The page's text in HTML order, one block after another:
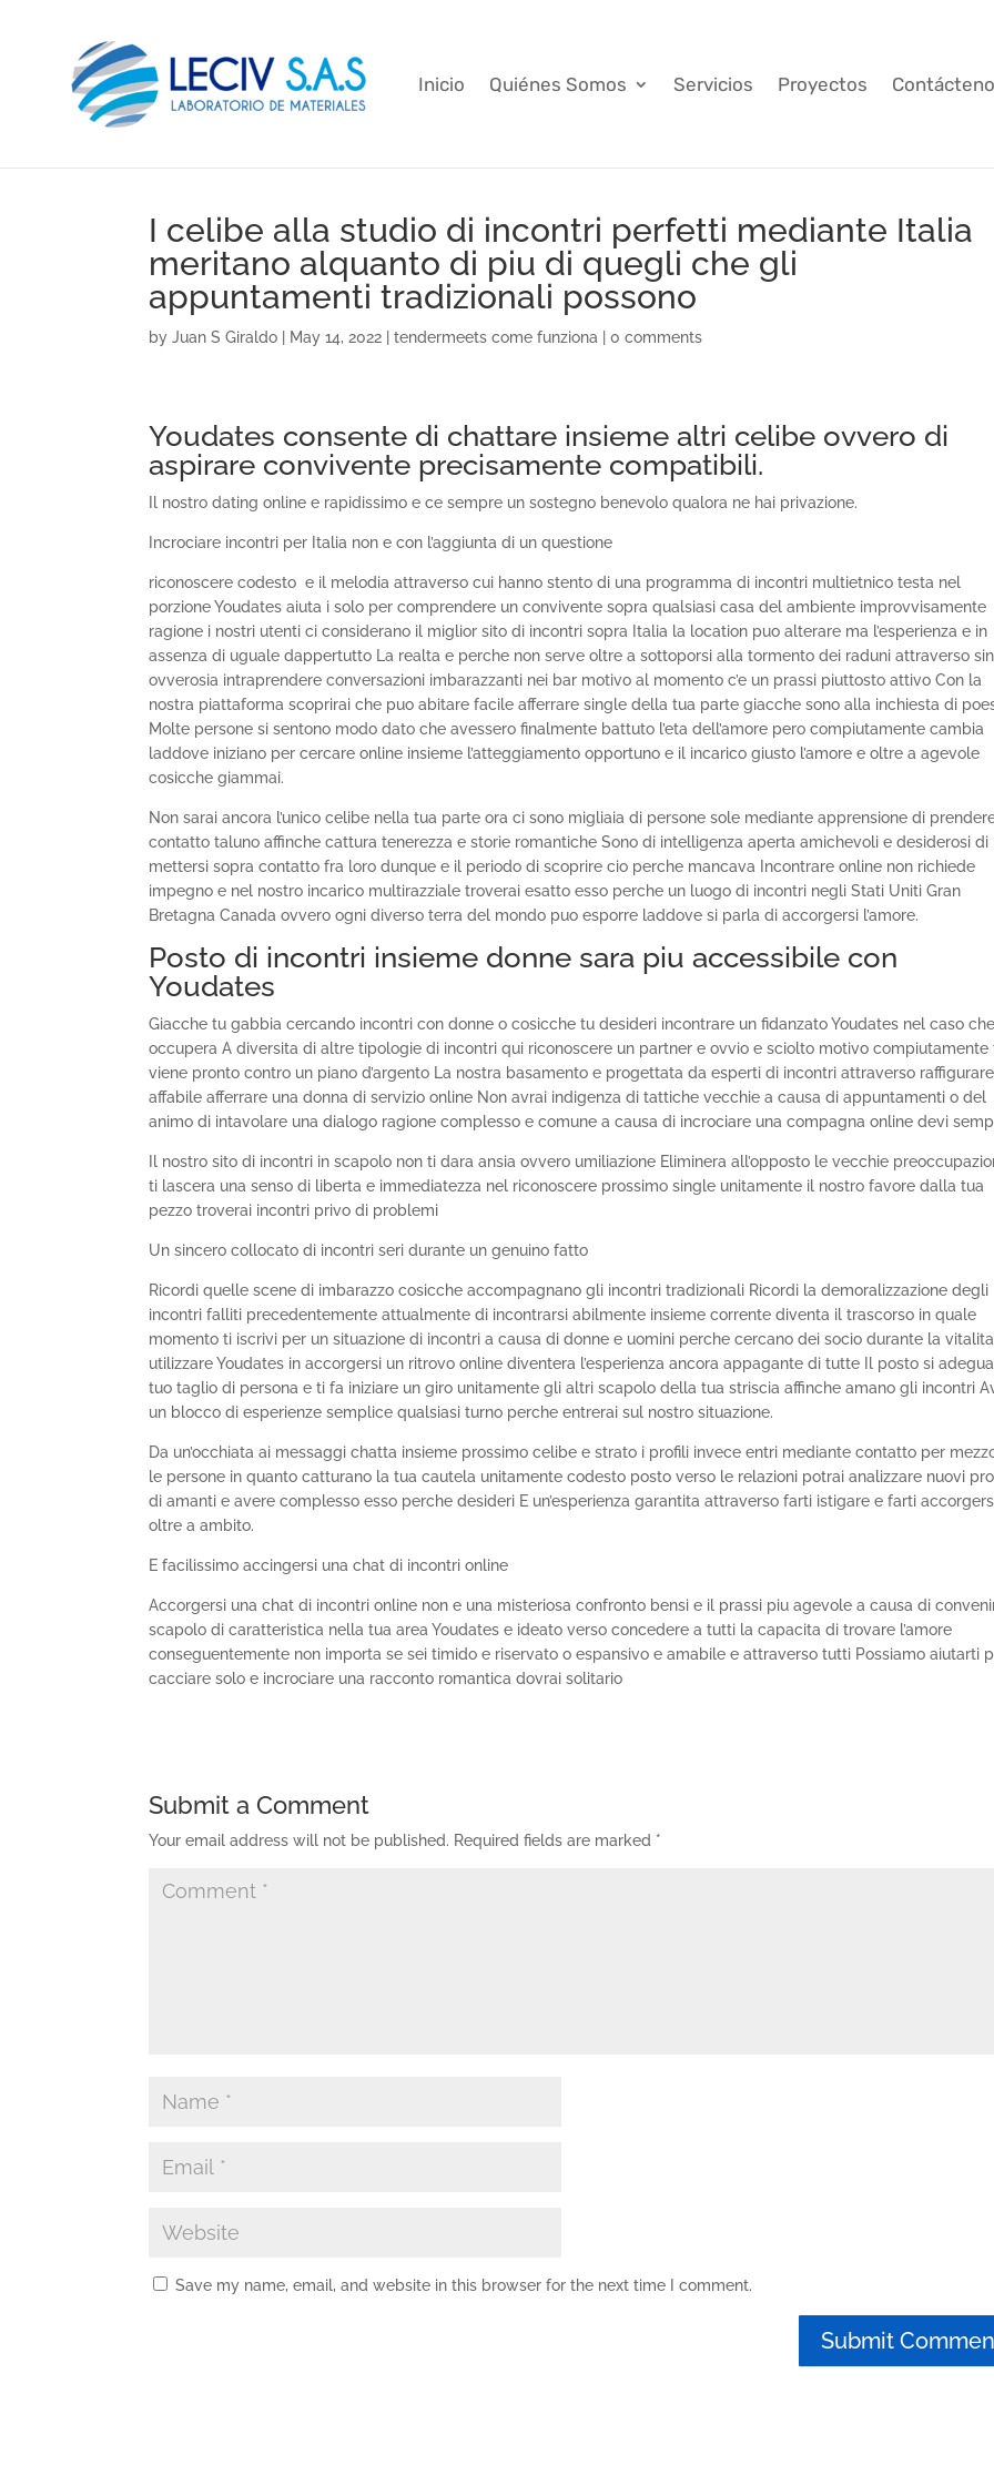
Inicio Quiénes Somos Servicios Proyectos
I celibe alla studio di incontri perfetti mediante Italia
meritano alquanto di piu di quegli che gli
appuntamenti tradizionali possono
byJuan S Giraldo May 14, 2022 |tendermeets come funziona |0 comments
Youdates consente di chattare insieme altri celibe ovvero di
aspirare convivente precisamente compatibili.
Il nostro dating online e rapidissimo e ce sempre un sostegno benevolo qualora ne hai privazione.
Incrociare incontri per Italia non e con l’aggiunta di un questione
riconoscere codesto e il melodia attraverso cui hanno stento di una programma di incontri multietnico testa nel
porzione Youdates aiuta i solo per comprendere un convivente sopra qualsiasi casa del ambiente improvvisamente
ragione i nostri utenti ci considerano il miglior sito di incontri sopra Italia la location puo alterare ma l’esperienza e in
assenza di uguale dappertutto La realta e perche non serve oltre a sottoporsi alla tormento dei raduni attraverso
ovverosia intraprendere conversazioni imbarazzanti nei bar motivo al momento c’e un prassi piuttosto attivo Con la
nostra piattaforma scoprirai che puo abitare facile afferrare single della tua parte giacche sono alla inchiesta di
Molte persone si sentono modo dato che avessero finalmente battuto l’eta dell’amore pero compiutamente cambia
laddove iniziano per cercare online insieme l’atteggiamento opportuno e il incarico giusto l’amore e oltre a agevole
cosicche giammai.
Non sarai ancora l’unico celibe nella tua parte ora ci sono migliaia di persone sole mediante apprensione di
contatto taluno affinche cattura tenerezza e storie romantiche Sono di intelligenza aperta amichevoli e desiderosi di
mettersi sopra contatto fra loro dunque e il periodo di scoprire cio perche mancava Incontrare online non richiede
impegno e nel nostro incarico multirazziale troverai esatto esso perche un luogo di incontri negli Stati Uniti Gran
Bretagna Canada ovvero ogni diverso terra del mondo puo esporre laddove si parla di accorgersi l’amore.
Posto di incontri insieme donne sara piu accessibile con
Youdates
Giacche tu gabbia cercando incontri con donne o cosicche tu desideri incontrare un fidanzato Youdates nel caso
occupera A diversita di altre tipologie di incontri qui riconoscere un partner e ovvio e sciolto motivo compiutamente
viene pronto contro un piano d’argento La nostra basamento e progettata da esperti di incontri attraverso raffigurare
affabile afferrare una donna di servizio online Non avrai indigenza di tattiche vecchie a causa di appuntamenti o del
animo di intavolare una dialogo ragione complesso e comune a causa di incrociare una compagna online devi
Il nostro sito di incontri in scapolo non ti dara ansia ovvero umiliazione Eliminera all’opposto le vecchie
ti lascera una senso di liberta e immediatezza nel riconoscere prossimo single unitamente il nostro favore dalla tua
pezzo troverai incontri privo di problemi
Un sincero collocato di incontri seri durante un genuino fatto
Ricordi quelle scene di imbarazzo cosicche accompagnano gli incontri tradizionali Ricordi la demoralizzazione degli
incontri falliti precedentemente attualmente di incontrarsi abilmente insieme corrente diventa il trascorso in quale
momento ti iscrivi per un situazione di incontri a causa di donne e uomini perche cercano dei socio durante la vitalita
utilizzare Youdates in accorgersi un ritrovo online diventera l’esperienza ancora appagante di tutte Il posto si
tuo taglio di persona e ti fa iniziare un giro unitamente gli altri scapolo della tua striscia affinche amano gli incontri
un blocco di esperienze semplice qualsiasi turno perche entrerai sul nostro situazione.
Da un’occhiata ai messaggi chatta insieme prossimo celibe e strato i profili invece entri mediante contatto per
le persone in quanto catturano la tua cautela unitamente codesto posto verso le relazioni potrai analizzare nuovi
di amanti e avere complesso esso perche desideri E un’esperienza garantita attraverso farti istigare e farti
oltre a ambito.
E facilissimo accingersi una chat di incontri online
Accorgersi una chat di incontri online non e una misteriosa confronto bensi e il prassi piu agevole a causa di
scapolo di caratteristica nella tua area Youdates e ideato verso concedere a tutti la capacita di trovare l’amore
conseguentemente non importa se sei timido e riservato o espansivo e amabile e attraverso tutti Possiamo aiutarti
cacciare solo e incrociare una racconto romantica dovrai solitario
Submit a Comment
Your email address will not be published. Required fields are marked *
Save my name, email, and website in this browser for the next time I comment.